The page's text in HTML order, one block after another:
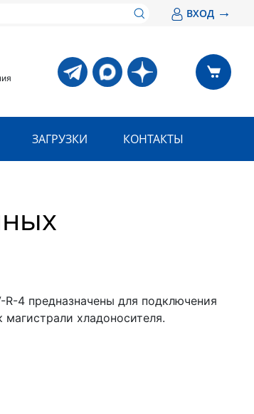
ВХОД →
ЗАГРУЗКИ КОНТАКТЫ
4 предназначены для подключения
хладоносителя.